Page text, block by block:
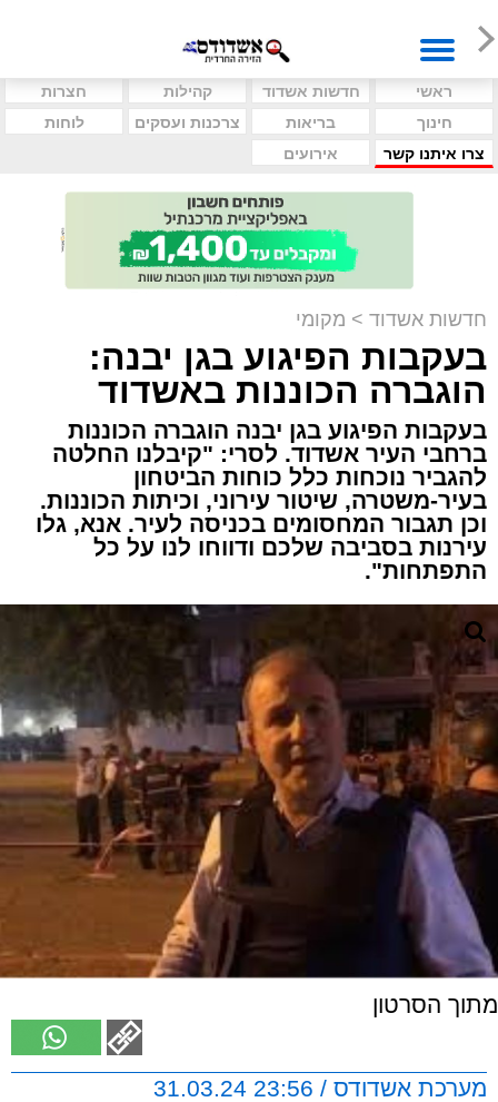
ראשי חדשות אשדוד קהילות
חצרות
חינוך
בריאות צרכנות ועסקים
לוחות
צרו איתנו קשר
אירועים
חדשות אשדוד > מקומי
בעקבות הפיגוע בגן יבנה:
הוגברה הכוננות באשדוד
בעקבות הפיגוע בגן יבנה הוגברה הכוננות
ברחבי העיר אשדוד. לסרי: "קיבלנו החלטה
להגביר נוכחות כלל כוחות הביטחון
בעיר-משטרה, שיטור עירוני, וכיתות הכוננות.
וכן תגבור המחסומים בכניסה לעיר. אנא, גלו
עירנות בסביבה שלכם ודווחו לנו על כל
התפתחות".
מתוך הסרטון
מערכת אשדודס / 23:56 31.03.24